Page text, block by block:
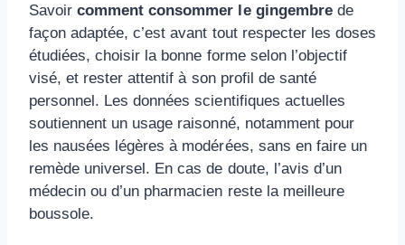
Savoircomment consommer le gingembrede
façon adaptée, c’est avant tout respecter les doses
étudiées, choisir la bonne forme selon l’objectif
visé, et rester attentif à son profil de santé
personnel. Les données scientifiques actuelles
soutiennent un usage raisonné, notamment pour
les nausées légères à modérées, sans en faire un
remède universel. En cas de doute, l’avis d’un
médecin ou d’un pharmacien reste la meilleure
boussole.